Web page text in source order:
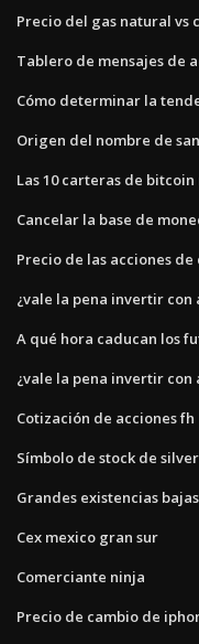
Precio del gas natural vs
Tablero de mensajes de
Cómo determinar la
Origen del nombre de
Las 10 carteras de bitcoin
Cancelar la base de
Precio de las acciones de
¿vale la pena invertir con
A qué hora caducan los
¿vale la pena invertir con
Cotización de acciones fh
Símbolo de stock de
Grandes existencias
Cex mexico gran sur
Comerciante ninja
Precio de cambio de